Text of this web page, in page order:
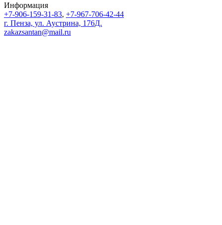
Информация
+7-906-159-31-83, +7-967-706-42-44
г. Пенза, ул. Аустрина, 176Д.
zakazsantan@mail.ru